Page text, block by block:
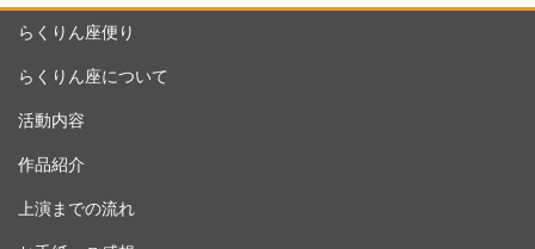
らくりん座便り
らくりん座について
活動内容
作品紹介
上演までの流れ